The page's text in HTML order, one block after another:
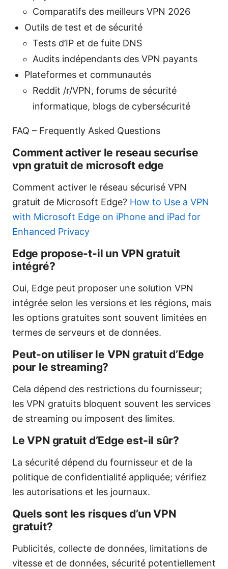
Comparatifs des meilleurs VPN 2026
Outils de test et de sécurité
Tests d’IP et de fuite DNS
Audits indépendants des VPN payants
Plateformes et communautés
Reddit /r/VPN, forums de sécurité
informatique, blogs de cybersécurité
FAQ – Frequently Asked Questions
Comment activer le reseau securise
vpn gratuit de microsoft edge
Comment activer le réseau sécurisé VPN
gratuit de Microsoft Edge? How to Use a VPN
with Microsoft Edge on iPhone and iPad for
Enhanced Privacy
Edge propose-t-il un VPN gratuit
intégré?
Oui, Edge peut proposer une solution VPN
intégrée selon les versions et les régions, mais
les options gratuites sont souvent limitées en
termes de serveurs et de données.
Peut-on utiliser le VPN gratuit d’Edge
pour le streaming?
Cela dépend des restrictions du fournisseur;
les VPN gratuits bloquent souvent les services
de streaming ou imposent des limites.
Le VPN gratuit d’Edge est-il sûr?
La sécurité dépend du fournisseur et de la
politique de confidentialité appliquée; vérifiez
les autorisations et les journaux.
Quels sont les risques d’un VPN
gratuit?
Publicités, collecte de données, limitations de
vitesse et de données, sécurité potentiellement